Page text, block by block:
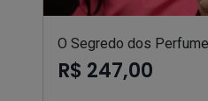
O Segredo dos
R$ 247,00